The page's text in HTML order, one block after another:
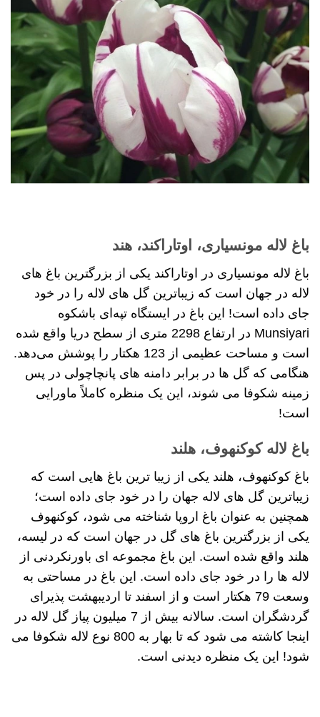
باغ لاله مونسیاری، اوتاراکند، هند
باغ لاله مونسیاری در اوتاراکند یکی از بزرگترین باغ های
لاله در جهان است که زیباترین گل های لاله را در خود
جای داده است! این باغ در ایستگاه تپه‌ای باشکوه
Munsiyari در ارتفاع 2298 متری از سطح دریا واقع شده
است و مساحت عظیمی از 123 هکتار را پوشش می‌دهد.
هنگامی که گل ها در برابر دامنه های پانچاچولی در پس
زمینه شکوفا می شوند، این یک منظره کاملاً ماورایی
است!
باغ لاله کوکنهوف، هلند
باغ کوکنهوف، هلند یکی از زیبا ترین باغ هایی است که
زیباترین گل های لاله جهان را در خود جای داده است؛
همچنین به عنوان باغ اروپا شناخته می شود، کوکنهوف
یکی از بزرگترین باغ های گل در جهان است که در لیسه،
هلند واقع شده است. این باغ مجموعه ای باورنکردنی از
لاله ها را در خود جای داده است. این باغ در مساحتی به
وسعت 79 هکتار است و از اسفند تا اردیبهشت پذیرای
گردشگران است. سالانه بیش از 7 میلیون پیاز گل لاله در
اینجا کاشته می شود که تا بهار به 800 نوع لاله شکوفا می
شود! این یک منظره دیدنی است.